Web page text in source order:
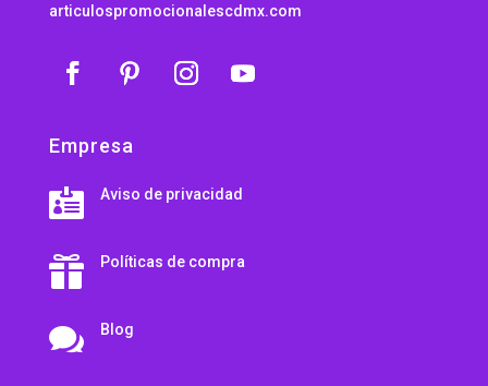
articulospromocionalescdmx.com
Empresa
 Aviso de privacidad
 Políticas de compra
 Blog